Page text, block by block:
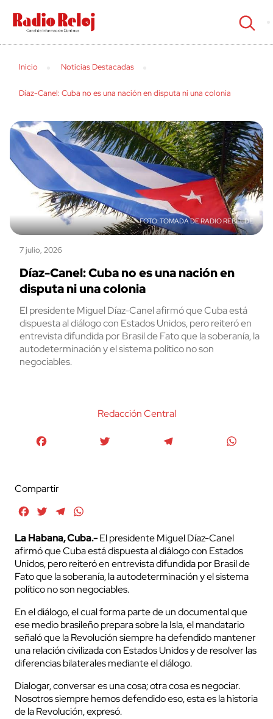
cerrar
Inicio Noticias Destacadas
Díaz-Canel: Cuba no es una nación en disputa ni una colonia
TOMADA DE RADIO REBELDE
7 julio, 2026
Díaz-Canel: Cuba no es una nación en
disputa ni una colonia
El presidente Miguel Díaz-Canel afirmó que Cuba está
dispuesta al diálogo con Estados Unidos, pero reiteró en
entrevista difundida por Brasil de Fato que la soberanía, la
autodeterminación y el sistema político no son
negociables.
Redacción Central
Compartir
FacebookTwitterTelegram
La Habana, Cuba.-El presidente Miguel Díaz-Canel
afirmó que Cuba está dispuesta al diálogo con Estados
Unidos, pero reiteró en entrevista difundida por Brasil de
Fato que la soberanía, la autodeterminación y el sistema
político no son negociables.
En el diálogo, el cual forma parte de un documental que
ese medio brasileño prepara sobre la Isla, el mandatario
señaló que la Revolución siempre ha defendido mantener
una relación civilizada con Estados Unidos y de resolver las
diferencias bilaterales mediante el diálogo.
Dialogar, conversar es una cosa; otra cosa es negociar.
Nosotros siempre hemos defendido eso, esta es la historia
de la Revolución, expresó.